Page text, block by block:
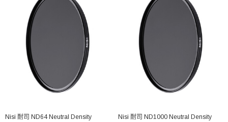
Nisi 耐司 ND64 Neutral Density
Nisi 耐司 ND1000 Neutral Density